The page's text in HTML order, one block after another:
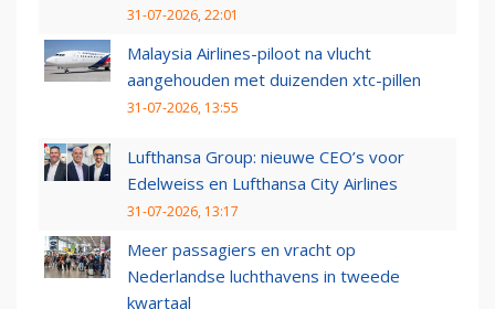
31-07-2026, 22:01
Malaysia Airlines-piloot na vlucht
aangehouden met duizenden xtc-pillen
31-07-2026, 13:55
Lufthansa Group: nieuwe CEO’s voor
Edelweiss en Lufthansa City Airlines
31-07-2026, 13:17
Meer passagiers en vracht op
Nederlandse luchthavens in tweede
kwartaal